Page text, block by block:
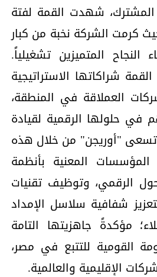
المشترك، شهدت القمة لفتة
كرمت الشركة نخبة من كبار
النجاح المتميزين تشغيلياً.
شراكاتها الاستراتيجية
العملاقة في المنطقة،
في حلولها الرقمية لقيادة
"أوريجن" من خلال هذه
المعنية بأنظمة
الرقمي، وتوظيف تقنيات
شفافية سلاسل الإمداد
مؤكدةً جاهزيتها التامة
القومية للتتبع في مصر،
الإقليمية والعالمية.